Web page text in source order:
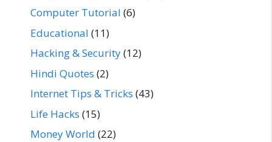
Computer Tutorial (6)
Educational (11)
Hacking & Security(12)
Hindi Quotes (2)
Internet Tips & Tricks (43)
Life Hacks (15)
Money World (22)